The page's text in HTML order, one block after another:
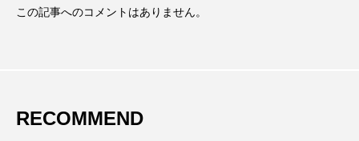
この記事へのコメントはありません。
RECOMMEND